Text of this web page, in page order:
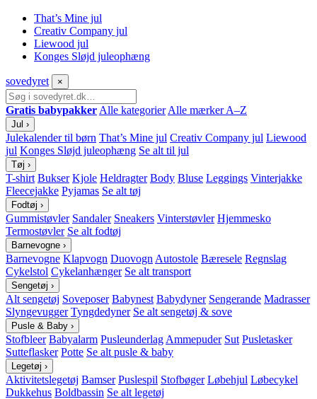
That’s Mine jul
Creativ Company jul
Liewood jul
Konges Sløjd juleophæng
sovedyret ×
Gratis babypakker Alle kategorier Alle mærker A–Z
Jul ›
Julekalender til børn That’s Mine jul Creativ Company jul Liewood
jul Konges Sløjd juleophæng Se alt til jul
Tøj ›
T-shirt Bukser Kjole Heldragter Body Bluse Leggings Vinterjakke
Fleecejakke Pyjamas Se alt tøj
Fodtøj ›
Gummistøvler Sandaler Sneakers Vinterstøvler Hjemmesko
Termostøvler Se alt fodtøj
Barnevogne ›
Barnevogne Klapvogn Duovogn Autostole Bæresele Regnslag
Cykelstol Cykelanhænger Se alt transport
Sengetøj ›
Alt sengetøj Soveposer Babynest Babydyner Sengerande Madrasser
Slyngevugger Tyngdedyner Se alt sengetøj & sove
Pusle & Baby ›
Stofbleer Babyalarm Pusleunderlag Ammepuder Sut Pusletasker
Sutteflasker Potte Se alt pusle & baby
Legetøj ›
Aktivitetslegetøj Bamser Puslespil Stofbøger Løbehjul Løbecykel
Dukkehus Boldbassin Se alt legetøj